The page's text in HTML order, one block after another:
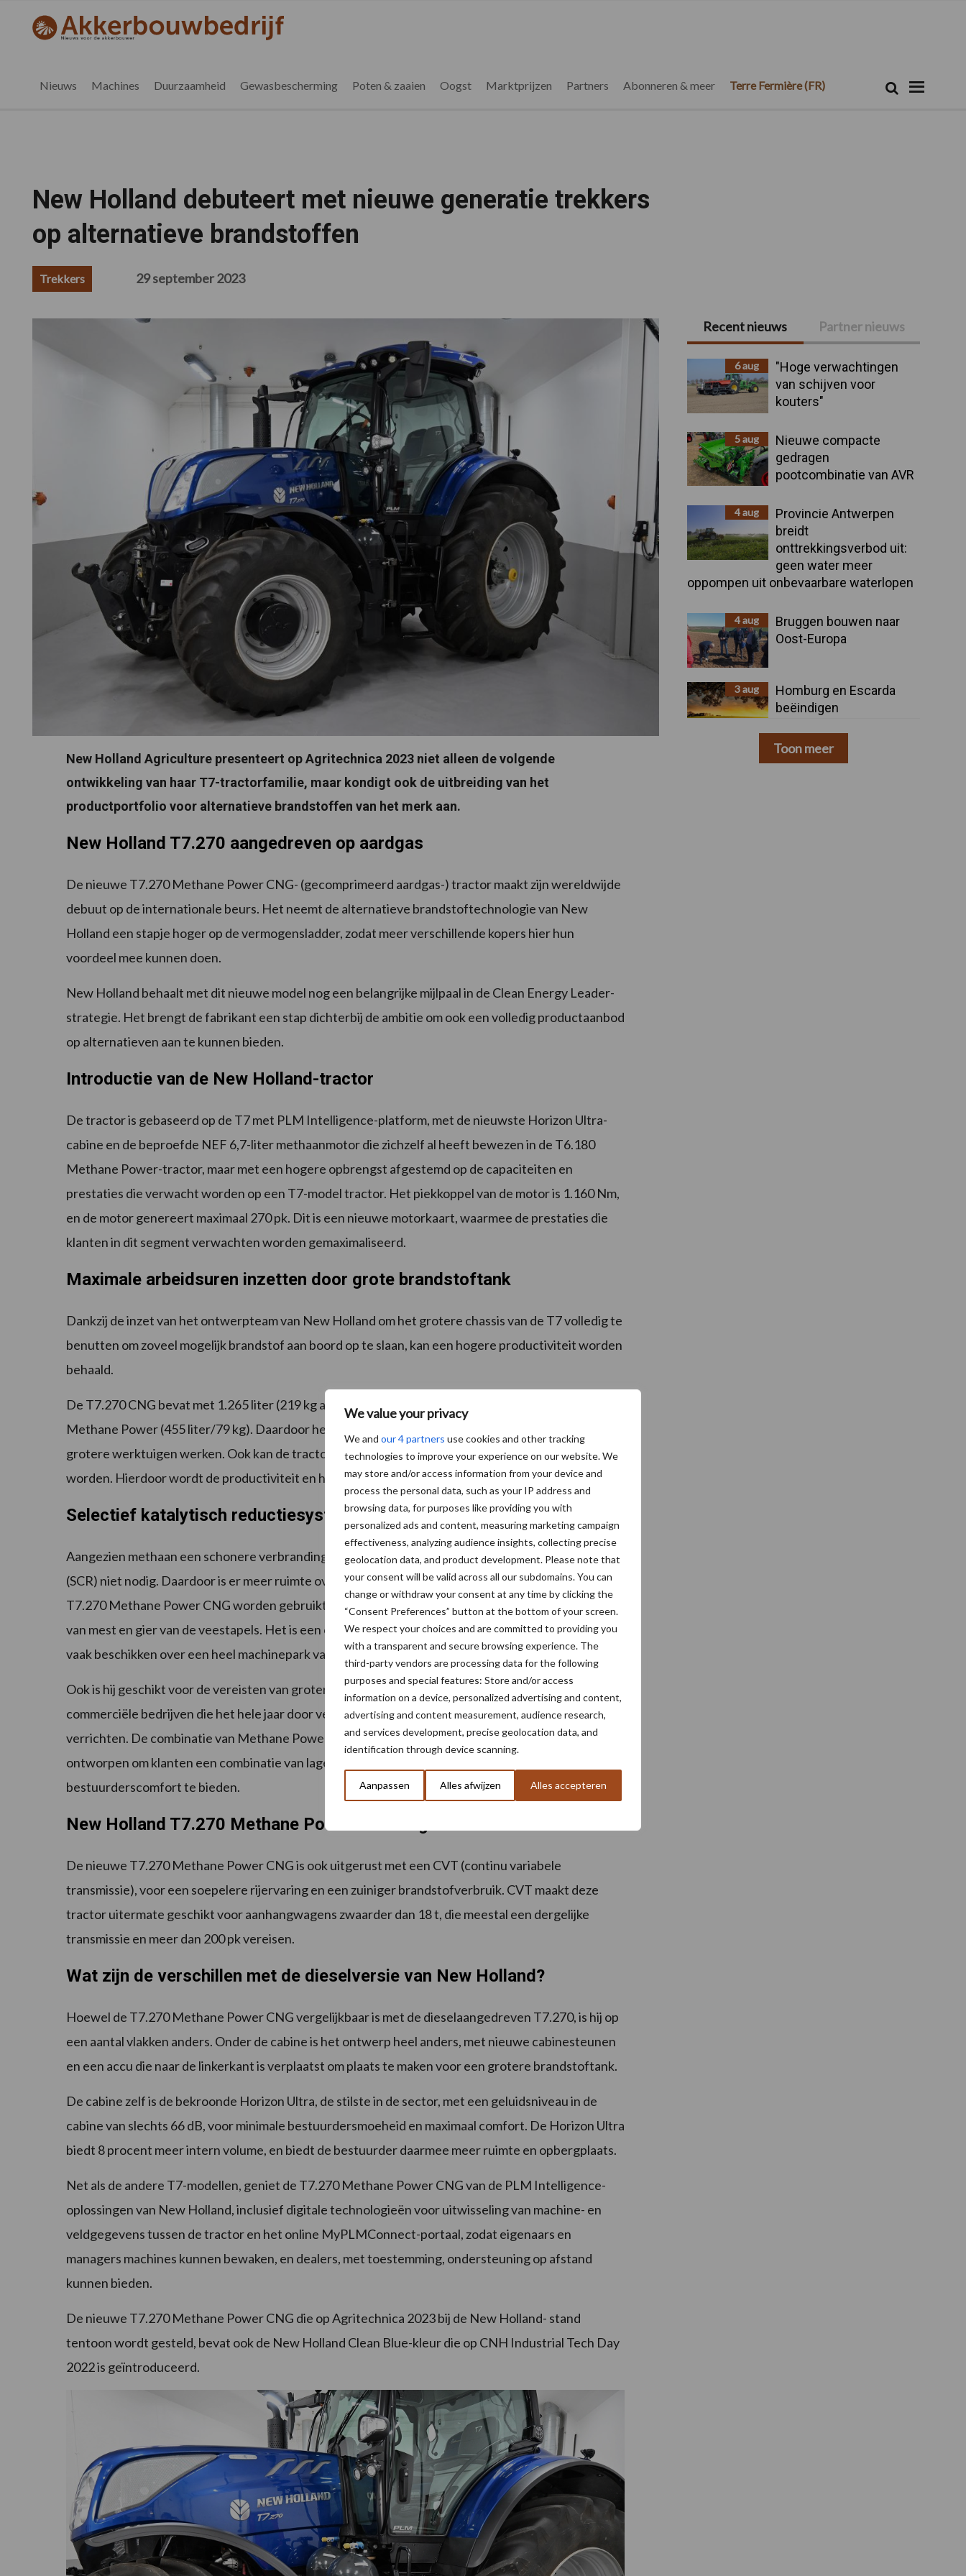
We value your privacy
We and our 4 partners use cookies and other tracking
technologies to improve your experience on our website. We
may store and/or access information from your device and
process the personal data, such as your IP address and
browsing data, for purposes like providing you with
personalized ads and content, measuring marketing campaign
effectiveness, analyzing audience insights, collecting precise
geolocation data, and product development. Please note that
your consent will be valid across all our subdomains. You can
change or withdraw your consent at any time by clicking the
“Consent Preferences” button at the bottom of your screen.
We respect your choices and are committed to providing you
with a transparent and secure browsing experience. The
third-party vendors are processing data for the following
purposes and special features: Store and/or access
information on a device, personalized advertising and content,
advertising and content measurement, audience research,
and services development, precise geolocation data, and
identification through device scanning.
Aanpassen Alles afwijzen Alles accepteren
hoofdnavigatie
eerste
voettekst
akkerbouwbedrijf.be
Nieuws
Nieuws Machines Duurzaamheid Gewasbescherming Poten & zaaien Oogst Marktprijzen Partners Abonneren & meer Terre Fermière (FR) Zoek
New Holland debuteert met nieuwe generatie trekkers
op alternatieve brandstoffen
Trekkers 29 september 2023
New Holland Agriculture presenteert op Agritechnica 2023 niet alleen de volgende
ontwikkeling van haar T7-tractorfamilie, maar kondigt ook de uitbreiding van het
productportfolio voor alternatieve brandstoffen van het merk aan.
New Holland T7.270 aangedreven op aardgas
De nieuwe T7.270 Methane Power CNG- (gecomprimeerd aardgas-) tractor maakt zijn wereldwijde
debuut op de internationale beurs. Het neemt de alternatieve brandstoftechnologie van New
Holland een stapje hoger op de vermogensladder, zodat meer verschillende kopers hier hun
voordeel mee kunnen doen.
New Holland behaalt met dit nieuwe model nog een belangrijke mijlpaal in de Clean Energy Leader-
strategie. Het brengt de fabrikant een stap dichterbij de ambitie om ook een volledig productaanbod
op alternatieven aan te kunnen bieden.
Introductie van de New Holland-tractor
De tractor is gebaseerd op de T7 met PLM Intelligence-platform, met de nieuwste Horizon Ultra-
cabine en de beproefde NEF 6,7-liter methaanmotor die zichzelf al heeft bewezen in de T6.180
Methane Power-tractor, maar met een hogere opbrengst afgestemd op de capaciteiten en
prestaties die verwacht worden op een T7-model tractor. Het piekkoppel van de motor is 1.160 Nm,
en de motor genereert maximaal 270 pk. Dit is een nieuwe motorkaart, waarmee de prestaties die
klanten in dit segment verwachten worden gemaximaliseerd.
Maximale arbeidsuren inzetten door grote brandstoftank
Dankzij de inzet van het ontwerpteam van New Holland om het grotere chassis van de T7 volledig te
benutten om zoveel mogelijk brandstof aan boord op te slaan, kan een hogere productiviteit worden
behaald.
De T7.270 CNG bevat met 1.265 liter (219 kg aan boord) 178 procent meer brandstof dan de T6.180
Methane Power (455 liter/79 kg). Daardoor heeft de tractor meer vermogen en kan het beter met
grotere werktuigen werken. Ook kan de tractor meer arbeidsuren tussen de tankbeurten ingezet
worden. Hierdoor wordt de productiviteit en het bereik een stuk hoger.
Selectief katalytisch reductiesysteem niet meer nodig
Aangezien methaan een schonere verbranding heeft, is een selectief katalytisch reductiesysteem
(SCR) niet nodig. Daardoor is er meer ruimte over voor de opslag van brandstof. Bovendien kan de
T7.270 Methane Power CNG worden gebruikt met al het methaan en biomethaan dat afkomstig is
van mest en gier van de veestapels. Het is een oplossing voor operators met een biovergister die
vaak beschikken over een heel machinepark van meerdere transporttrekkers.
Ook is hij geschikt voor de vereisten van grotere akkerbouw- en loonbedrijven, en complexere
commerciële bedrijven die het hele jaar door verschillende toepassingen met zware werktuigen
verrichten. De combinatie van Methane Power-technologie met New Holland T7-kenmerken is
ontworpen om klanten een combinatie van lage bedrijfskosten, autonomie, betrouwbaarheid en
bestuurderscomfort te bieden.
New Holland T7.270 Methane Power CNG uitgerust met CVT
De nieuwe T7.270 Methane Power CNG is ook uitgerust met een CVT (continu variabele
transmissie), voor een soepelere rijervaring en een zuiniger brandstofverbruik. CVT maakt deze
tractor uitermate geschikt voor aanhangwagens zwaarder dan 18 t, die meestal een dergelijke
transmissie en meer dan 200 pk vereisen.
Wat zijn de verschillen met de dieselversie van New Holland?
Hoewel de T7.270 Methane Power CNG vergelijkbaar is met de dieselaangedreven T7.270, is hij op
een aantal vlakken anders. Onder de cabine is het ontwerp heel anders, met nieuwe cabinesteunen
en een accu die naar de linkerkant is verplaatst om plaats te maken voor een grotere brandstoftank.
De cabine zelf is de bekroonde Horizon Ultra, de stilste in de sector, met een geluidsniveau in de
cabine van slechts 66 dB, voor minimale bestuurdersmoeheid en maximaal comfort. De Horizon Ultra
biedt 8 procent meer intern volume, en biedt de bestuurder daarmee meer ruimte en opbergplaats.
Net als de andere T7-modellen, geniet de T7.270 Methane Power CNG van de PLM Intelligence-
oplossingen van New Holland, inclusief digitale technologieën voor uitwisseling van machine- en
veldgegevens tussen de tractor en het online MyPLMConnect-portaal, zodat eigenaars en
managers machines kunnen bewaken, en dealers, met toestemming, ondersteuning op afstand
kunnen bieden.
De nieuwe T7.270 Methane Power CNG die op Agritechnica 2023 bij de New Holland- stand
tentoon wordt gesteld, bevat ook de New Holland Clean Blue-kleur die op CNH Industrial Tech Day
2022 is geïntroduceerd.
Primaire
Sidebar
Recent nieuws Partner nieuws
6 aug
"Hoge verwachtingen
van schijven voor
kouters"
5 aug
Nieuwe compacte
gedragen
pootcombinatie van AVR
4 aug
Provincie Antwerpen
breidt
onttrekkingsverbod uit:
geen water meer
oppompen uit onbevaarbare waterlopen
4 aug
Bruggen bouwen naar
Oost-Europa
3 aug
Homburg en Escarda
beëindigen
Toon meer